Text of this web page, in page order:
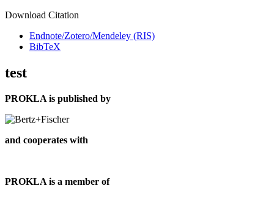
Download Citation
Endnote/Zotero/Mendeley (RIS)
BibTeX
test
PROKLA is published by
and cooperates with
PROKLA is a member of